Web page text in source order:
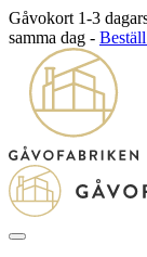
Gåvokort 1-3
samma dag -